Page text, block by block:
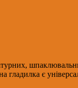
гладилка є